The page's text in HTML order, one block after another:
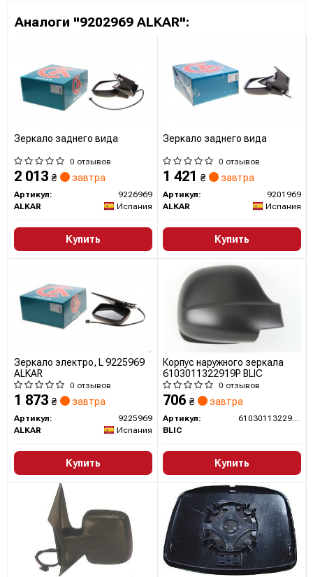
Аналоги "9202969 ALKAR":
Зеркало заднего вида
0 отзывов
2 013 ₴ завтра
Артикул:
9226969
ALKAR
Испания
Купить
Зеркало заднего вида
0 отзывов
1 421 ₴ завтра
Артикул:
9201969
ALKAR
Испания
Купить
Зеркало электро, L 9225969
ALKAR
0 отзывов
1 873 ₴ завтра
Артикул:
9225969
ALKAR
Испания
Купить
Корпус наружного зеркала
6103011322919P BLIC
0 отзывов
706 ₴ завтра
Артикул:
BLIC
Купить